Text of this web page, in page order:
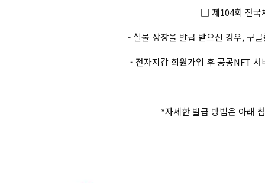
□ 제104회 전국
- 실물 상장을 발급 받으신 경우, 구
- 전자지갑 회원가입 후 공공NFT
*자세한 발급 방법은 아래